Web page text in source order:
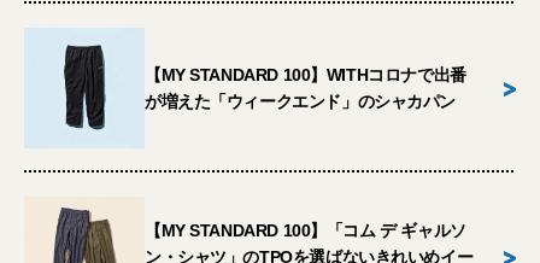
【MY STANDARD 100】WITHコロナで出番
が増えた「ウィークエンド」のシャカパン
>
【MY STANDARD 100】「コム デ ギャルソ
ン・シャツ」のTPOを選ばないきれいめイー